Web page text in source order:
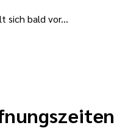
sich bald vor...